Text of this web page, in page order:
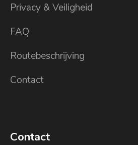
Privacy & Veiligheid
FAQ
Routebeschrijving
Contact
Contact